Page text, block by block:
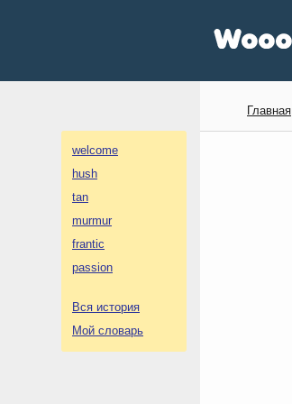
welcome
hush
tan
murmur
frantic
passion
Вся история
Мой словарь
Главная